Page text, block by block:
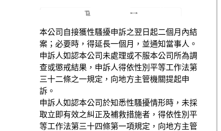
本公司自接獲性騷擾申訴之翌日起二個月內結
案；必要時，得延長一個月，並通知當事人。
申訴人如認本公司未處理或不服本公司所為調
查或懲戒結果，申訴人得依性別平等工作法第
三十二條之一規定，向地方主管機關提起申
訴。
申訴人如認本公司於知悉性騷擾情形時，未採
取立即有效之糾正及補救措施者，得依性別平
等工作法第三十四條第一項規定，向地方主管